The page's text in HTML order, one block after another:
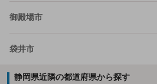
御殿場市
袋井市
静岡県近隣の都道府県から探す